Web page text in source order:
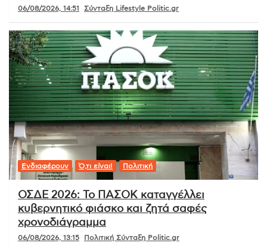
06/08/2026, 14:51 Σύνταξη Lifestyle Politic.gr
Ενδιαφέρουν Ό,τι είναι! Πολιτική
ΟΣΔΕ 2026: Το ΠΑΣΟΚ καταγγέλλει
κυβερνητικό φιάσκο και ζητά σαφές
χρονοδιάγραμμα
06/08/2026, 13:15 Πολιτική Σύνταξη Politic.gr